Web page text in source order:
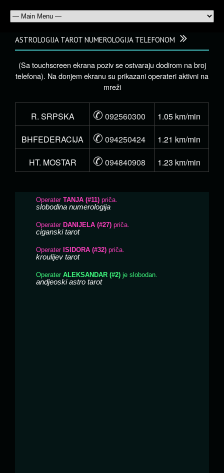
ASTROLOGIJA TAROT NUMEROLOGIJA TELEFONOM
(Sa touchscreen ekrana poziv se ostvaraju dodirom na broj
telefona). Na donjem ekranu su prikazani operateri aktivni na
mreži
R. SRPSKA ✆ 092560300
1.05 km/min
BHFEDERACIJA
✆ 094250424
1.21 km/min
HT. MOSTAR
✆ 094840908 1.23 km/min